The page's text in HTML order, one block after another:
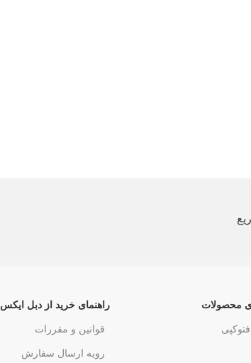
محصولات راهنمای خرید از دبل ایکس
قوانین و مقررات
رویه ارسال سفارش